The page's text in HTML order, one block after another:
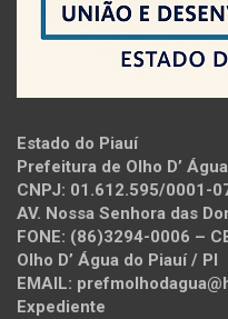
Estado do Piauí
Prefeitura de Olho D’
CNPJ: 01.612.595/0001-
AV. Nossa Senhora das
FONE: (86)3294-0006 –
Olho D’ Água do Piauí / PI
EMAIL:
Expediente